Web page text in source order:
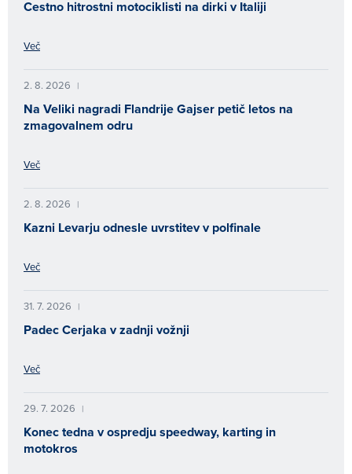
Cestno hitrostni motociklisti na dirki v Italiji
Več
2. 8. 2026 |
Na Veliki nagradi Flandrije Gajser petič letos na
zmagovalnem odru
Več
2. 8. 2026 |
Kazni Levarju odnesle uvrstitev v polfinale
Več
31. 7. 2026 |
Padec Cerjaka v zadnji vožnji
Več
29. 7. 2026 |
Konec tedna v ospredju speedway, karting in
motokros